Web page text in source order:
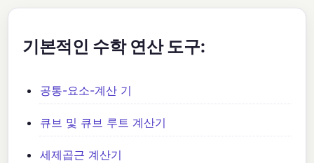
기본적인 수학 연산 도구:
공통-요소-계산 기
큐브 및 큐브 루트 계산기
세제곱근 계산기